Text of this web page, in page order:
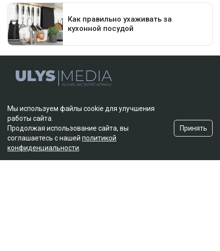
коммерческих целях допускается только с письменного
разрешения владельца сайта.
Рубрики
Мы используем файлы cookie для улучшения
работы сайта.
Продолжая использование сайта, вы
соглашаетесь с нашей политикой
конфиденциальности
Принять